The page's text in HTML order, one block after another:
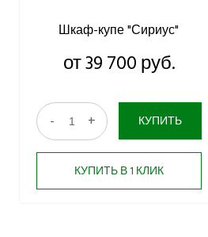
Шкаф-купе "Сириус"
от 39 700 руб.
- + КУПИТЬ
КУПИТЬ В 1 КЛИК